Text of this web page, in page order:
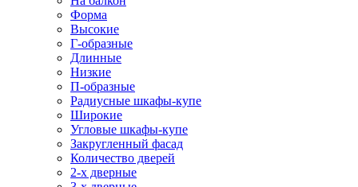
Форма
Высокие
Г-образные
Длинные
Низкие
П-образные
Радиусные шкафы-купе
Широкие
Угловые шкафы-купе
Закругленный фасад
Количество дверей
2-х дверные